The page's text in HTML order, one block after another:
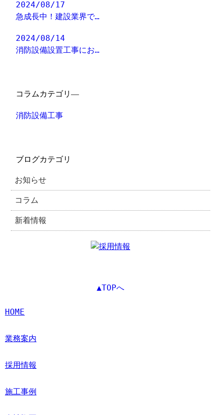
2024/08/17
急成長中！建設業界で…
2024/08/14
消防設備設置工事にお…
コラムカテゴリ―
消防設備工事
ブログカテゴリ
お知らせ
コラム
新着情報
▲TOPへ
HOME
業務案内
採用情報
施工事例